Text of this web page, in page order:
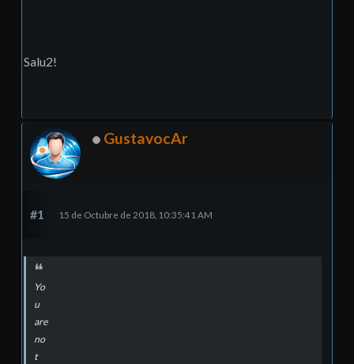
Salu2!
GustavocAr
#1 15 de Octubre de 2018, 10:35:41 AM
Yo
u
are
no
t